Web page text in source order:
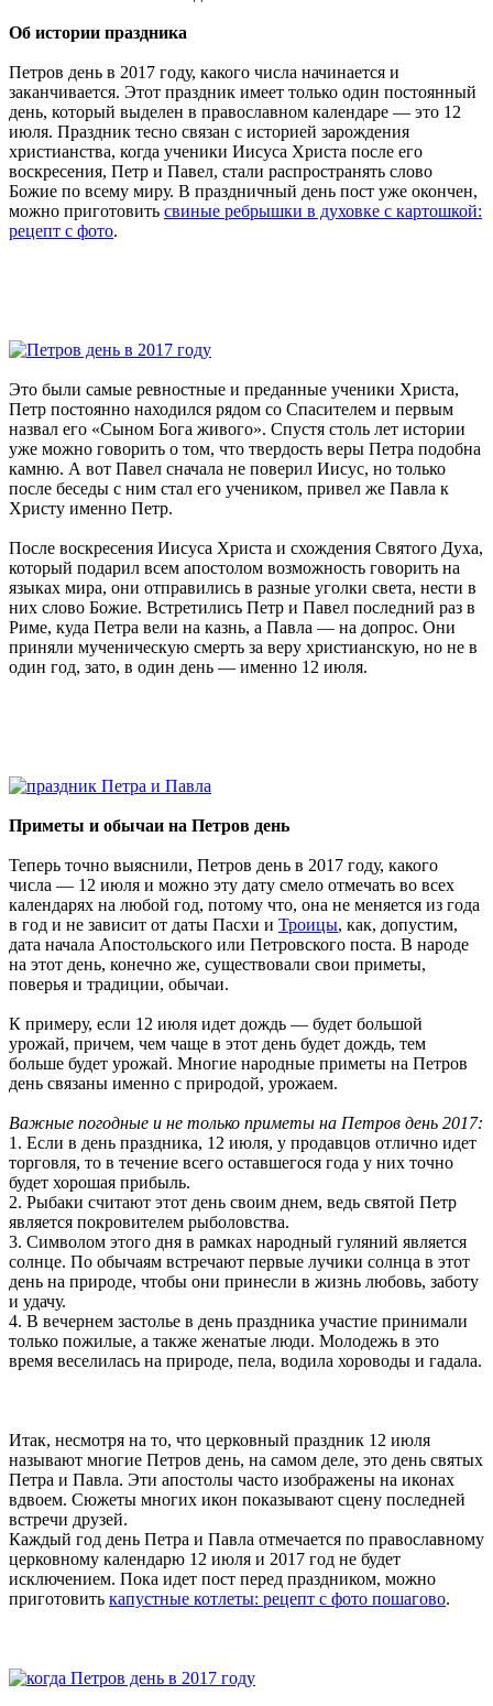
Об истории праздника
Петров день в 2017 году, какого числа начинается и
заканчивается. Этот праздник имеет только один постоянный
день, который выделен в православном календаре — это 12
июля. Праздник тесно связан с историей зарождения
христианства, когда ученики Иисуса Христа после его
воскресения, Петр и Павел, стали распространять слово
Божие по всему миру. В праздничный день пост уже окончен,
можно приготовить свиные ребрышки в духовке с картошкой:
рецепт с фото.
Это были самые ревностные и преданные ученики Христа,
Петр постоянно находился рядом со Спасителем и первым
назвал его «Сыном Бога живого». Спустя столь лет истории
уже можно говорить о том, что твердость веры Петра подобна
камню. А вот Павел сначала не поверил Иисус, но только
после беседы с ним стал его учеником, привел же Павла к
Христу именно Петр.
После воскресения Иисуса Христа и схождения Святого Духа,
который подарил всем апостолом возможность говорить на
языках мира, они отправились в разные уголки света, нести в
них слово Божие. Встретились Петр и Павел последний раз в
Риме, куда Петра вели на казнь, а Павла — на допрос. Они
приняли мученическую смерть за веру христианскую, но не в
один год, зато, в один день — именно 12 июля.
Приметы и обычаи на Петров день
Теперь точно выяснили, Петров день в 2017 году, какого
числа — 12 июля и можно эту дату смело отмечать во всех
календарях на любой год, потому что, она не меняется из года
в год и не зависит от даты Пасхи и Троицы, как, допустим,
дата начала Апостольского или Петровского поста. В народе
на этот день, конечно же, существовали свои приметы,
поверья и традиции, обычаи.
К примеру, если 12 июля идет дождь — будет большой
урожай, причем, чем чаще в этот день будет дождь, тем
больше будет урожай. Многие народные приметы на Петров
день связаны именно с природой, урожаем.
Важные погодные и не только приметы на Петров день 2017:
1. Если в день праздника, 12 июля, у продавцов отлично идет
торговля, то в течение всего оставшегося года у них точно
будет хорошая прибыль.
2. Рыбаки считают этот день своим днем, ведь святой Петр
является покровителем рыболовства.
3. Символом этого дня в рамках народный гуляний является
солнце. По обычаям встречают первые лучики солнца в этот
день на природе, чтобы они принесли в жизнь любовь, заботу
и удачу.
4. В вечернем застолье в день праздника участие принимали
только пожилые, а также женатые люди. Молодежь в это
время веселилась на природе, пела, водила хороводы и гадала.
Итак, несмотря на то, что церковный праздник 12 июля
называют многие Петров день, на самом деле, это день святых
Петра и Павла. Эти апостолы часто изображены на иконах
вдвоем. Сюжеты многих икон показывают сцену последней
встречи друзей.
Каждый год день Петра и Павла отмечается по православному
церковному календарю 12 июля и 2017 год не будет
исключением. Пока идет пост перед праздником, можно
приготовить капустные котлеты: рецепт с фото пошагово.